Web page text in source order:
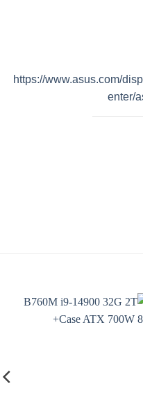
https://www.asus.com/
enter/